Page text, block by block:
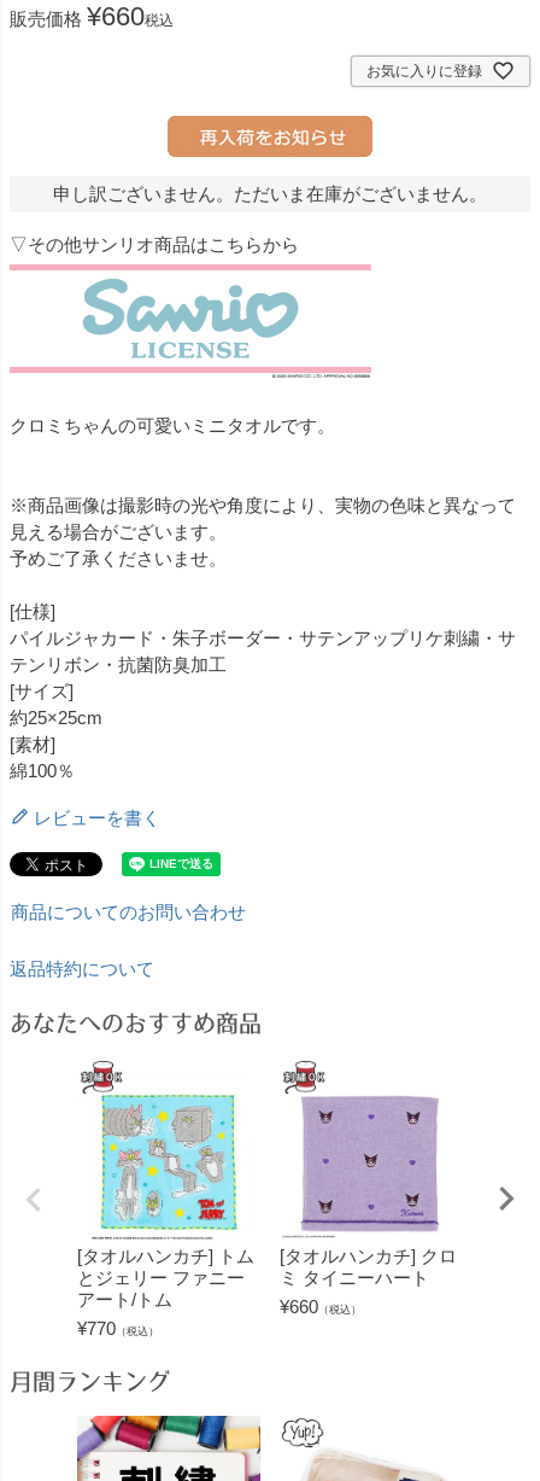
販売価格 ¥660税込
お気に入りに登録
申し訳ございません。ただいま在庫がございません。
▽その他サンリオ商品はこちらから
クロミちゃんの可愛いミニタオルです。
※商品画像は撮影時の光や角度により、実物の色味と異なって
見える場合がございます。
予めご了承くださいませ。
[仕様]
パイルジャカード・朱子ボーダー・サテンアップリケ刺繍・サ
テンリボン・抗菌防臭加工
[サイズ]
約25×25cm
[素材]
綿100％
レビューを書く
商品についてのお問い合わせ
返品特約について
あなたへのおすすめ商品
[タオルハンカチ] トム
とジェリー ファニー
アート/トム
¥770 （税込）
[タオルハンカチ] クロ
ミ タイニーハート
¥660 （税込）
月間ランキング